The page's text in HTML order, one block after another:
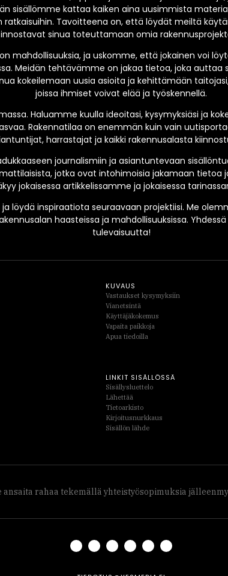
sisällömme kattaa kaiken aina uusimmista
ratkaisuihin. Tavoitteena on, että löydät meiltä
innostavat sinua toteuttamaan omia
mahdollisuuksia, ja uskomme, että jokainen voi
Meidän tehtävämme on jakaa tietoa, joka auttaa
kokeilemaan uusia asioita ja kehittämään
joissa ihmiset voivat elää ja työskennellä.
Haluamme kuulla ideoitasi, kysymyksiäsi ja
Rakennatilaa on enemmän kuin vain
harrastajat ja kaikki rakennusalasta
journalismiin ja asiantuntevaan
jotka ovat intohimoisia jakamaan tietoa
jokaisessa artikkelissamme ja jokaisessa
löydä inspiraatiota seuraavaan projektiisi. Me
haasteissa ja mahdollisuuksissa.
tulevaisuutta!
rahaa tekemällä yhteistyösopimuksia
KUVAUS
Vastaukset kysymyksiin
Vianetsintä
Käyttäjäkokemus
Vapaita paikkoja
Apua tiedoilla
LINKIT SISÄLLÖSSÄ
Sisällysluettelo
Lähettää
Tietoarkisto
Kirjoitusnurkkaus
Sisällön lähde